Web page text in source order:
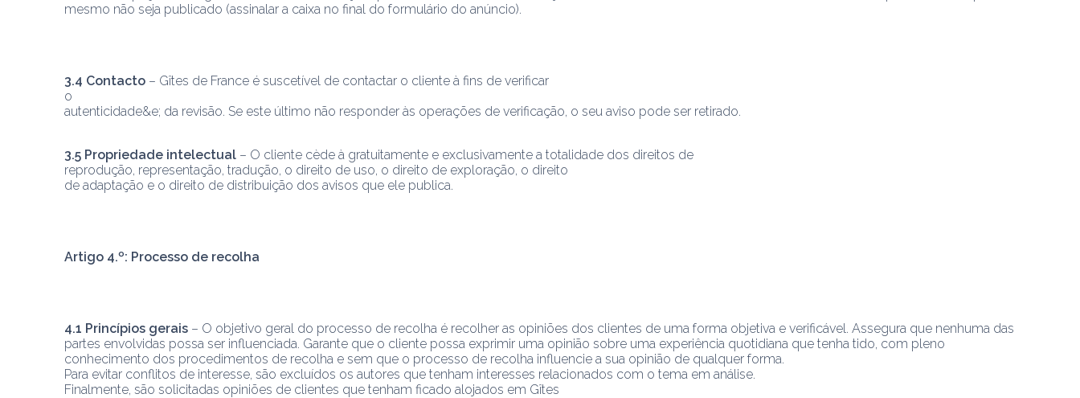
mesmo não seja publicado (assinalar a caixa no final do formulário do anúncio).
3.4 Contacto – Gîtes de France é suscetível de contactar o cliente à fins de verificar
o
3.5 Propriedade intelectual – O cliente cède à gratuitamente e exclusivamente a totalidade dos direitos de
reprodução, representação, tradução, o direito de uso, o direito de exploração, o direito
de adaptação e o direito de distribuição dos avisos que ele publica.
Artigo 4.º: Processo de recolha
4.1 Princípios gerais – O objetivo geral do processo de recolha é recolher as opiniões dos clientes de uma forma objetiva e verificável. Assegura que nenhuma das
partes envolvidas possa ser influenciada. Garante que o cliente possa exprimir uma opinião sobre uma experiência quotidiana que tenha tido, com pleno
conhecimento dos procedimentos de recolha e sem que o processo de recolha influencie a sua opinião de qualquer forma.
Para evitar conflitos de interesse, são excluídos os autores que tenham interesses relacionados com o tema em análise.
Finalmente, são solicitadas opiniões de clientes que tenham ficado alojados em Gîtes